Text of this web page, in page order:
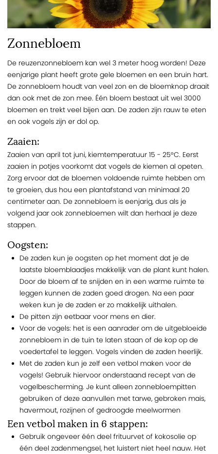
Zonnebloem
De reuzenzonnebloem kan wel 3 meter hoog worden! Deze
eenjarige plant heeft grote gele bloemen en een bruin hart.
De zonnebloem houdt van veel zon en de bloemknop draait
dan ook met de zon mee. Één bloem bestaat uit wel 3000
bloemen en trekt veel bijen aan. De zaden zijn rauw te eten
en ook vogels zijn er dol op.
Zaaien:
Zaaien van april tot juni, kiemtemperatuur 15 - 25°C. Eerst
zaaien in potjes voorkomt dat vogels de kiemen al opeten.
Zorg ervoor dat de bloemen voldoende ruimte hebben om
te groeien, dus hou een plantafstand van minimaal 20
centimeter aan. De zonnebloem is eenjarig, dus als je
volgend jaar ook zonnebloemen wilt dan herhaal je deze
stappen.
Oogsten:
De zaden kun je oogsten op het moment dat je de
laatste bloemblaadjes makkelijk van de plant kunt halen.
Door de bloem af te snijden en in een warme ruimte te
leggen kunnen de zaden goed drogen. Na een paar
weken kun je de zaden er zo makkelijk uithalen.
De pitten zijn eetbaar voor mens en dier.
Voor de vogels: het is een aanrader om de uitgebloeide
zonnebloem in de tuin te laten staan of de kop op de
voedertafel te leggen. Vogels vinden de zaden heerlijk.
Met de zaden kun je zelf een vetbol maken voor de
vogels! Gebruik hiervoor onderstaand recept van de
vogelbescherming. Je kunt alleen zonnebloempitten
gebruiken of deze aanvullen met tarwe, gebroken mais,
havermout, rozijnen of gedroogde meelwormen
Een vetbol maken in 6 stappen:
Gebruik ongeveer één deel frituurvet of kokosolie op
één deel zadenmengsel, het luistert niet heel nauw. Het